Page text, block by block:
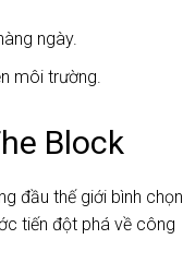
ngày.
môi trường.
Block
đầu thế giới bình chọn
tiến đột phá về công